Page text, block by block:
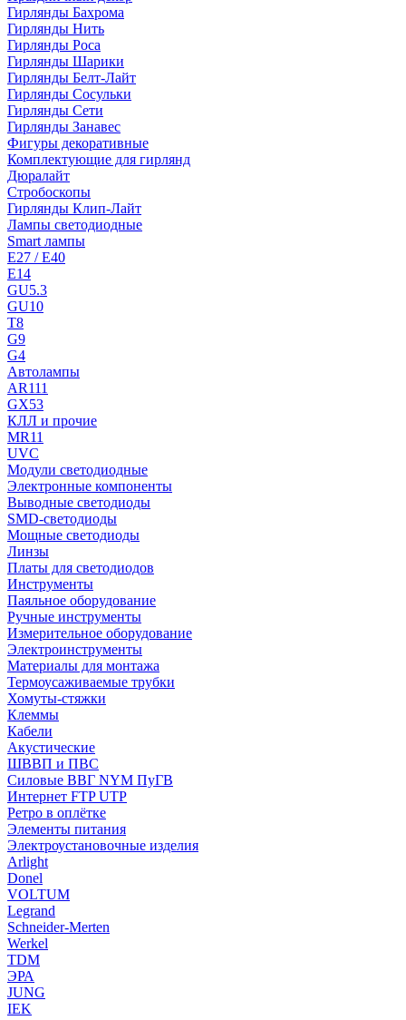
Гирлянды Бахрома
Гирлянды Нить
Гирлянды Роса
Гирлянды Шарики
Гирлянды Белт-Лайт
Гирлянды Сосульки
Гирлянды Сети
Гирлянды Занавес
Фигуры декоративные
Комплектующие для гирлянд
Дюралайт
Стробоскопы
Гирлянды Клип-Лайт
Лампы светодиодные
Smart лампы
E27 / E40
E14
GU5.3
GU10
T8
G9
G4
Автолампы
AR111
GX53
КЛЛ и прочие
MR11
UVC
Модули светодиодные
Электронные компоненты
Выводные светодиоды
SMD-светодиоды
Мощные светодиоды
Линзы
Платы для светодиодов
Инструменты
Паяльное оборудование
Ручные инструменты
Измерительное оборудование
Электроинструменты
Материалы для монтажа
Термоусаживаемые трубки
Хомуты-стяжки
Клеммы
Кабели
Акустические
ШВВП и ПВС
Силовые ВВГ NYM ПуГВ
Интернет FTP UTP
Ретро в оплётке
Элементы питания
Электроустановочные изделия
Arlight
Donel
VOLTUM
Legrand
Schneider-Merten
Werkel
TDM
ЭРА
JUNG
IEK